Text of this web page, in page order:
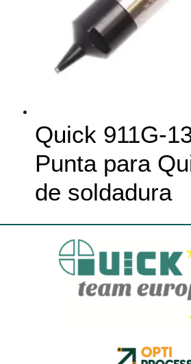
Quick 911G-
Punta para
de soldadura